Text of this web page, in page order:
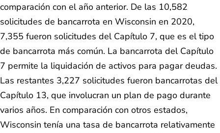
comparación con el año anterior. De las 10,582
solicitudes de bancarrota en Wisconsin en 2020,
7,355 fueron solicitudes del Capítulo 7, que es el tipo
de bancarrota más común. La bancarrota del Capítulo
7 permite la liquidación de activos para pagar deudas.
Las restantes 3,227 solicitudes fueron bancarrotas del
Capítulo 13, que involucran un plan de pago durante
varios años. En comparación con otros estados,
Wisconsin tenía una tasa de bancarrota relativamente